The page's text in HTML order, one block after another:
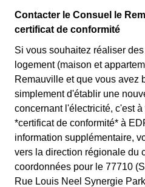
Contacter le Consuel le
certificat de conformité
Si vous souhaitez réaliser
logement (maison et
Remauville et que vous avez
simplement d'établir une
concernant l'électricité, c'est
*certificat de conformité* à
information supplémentaire,
vers la direction régionale du
coordonnées pour le 77710
Rue Louis Neel Synergie